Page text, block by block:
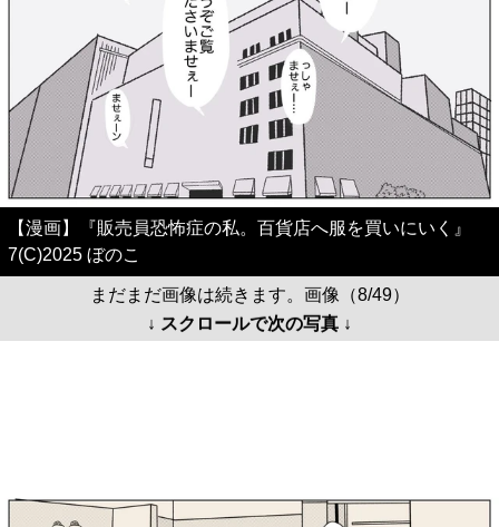
【漫画】『販売員恐怖症の私。百貨店へ服を買いにいく』
7(C)2025 ぼのこ
まだまだ画像は続きます。画像（8/49）
↓ スクロールで次の写真 ↓